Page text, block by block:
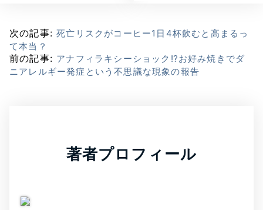
次の記事:死亡リスクがコーヒー1日4杯飲むと高まるっ
て本当？
前の記事: アナフィラキシーショック⁉お好み焼きでダ
ニアレルギー発症という不思議な現象の報告
著者プロフィール